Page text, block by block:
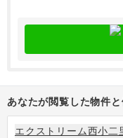
あなたが閲覧した物件
エクストリーム西小二